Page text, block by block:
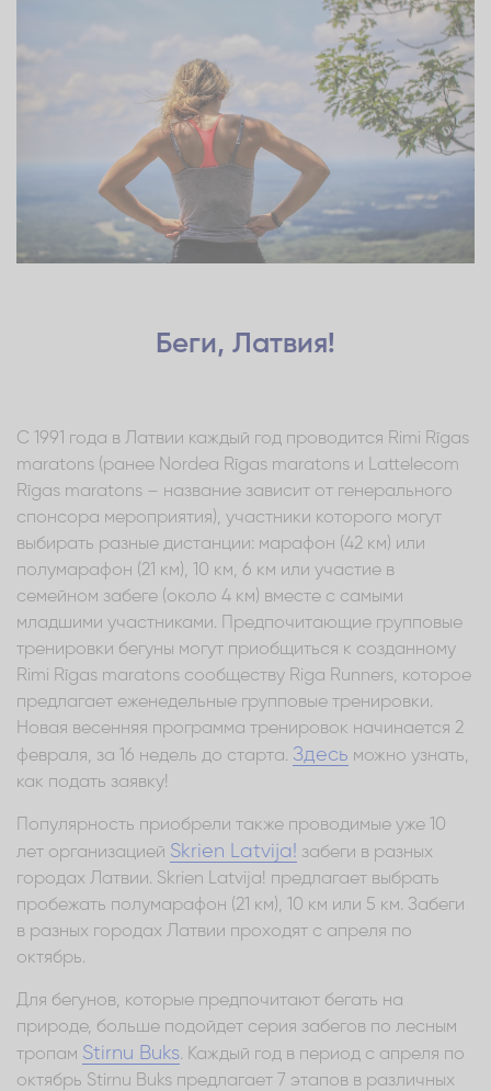
Беги, Латвия!
С 1991 года в Латвии каждый год проводится Rimi Rīgas
maratons (ранее Nordea Rīgas maratons и Lattelecom
Rīgas maratons – название зависит от генерального
спонсора мероприятия), участники которого могут
выбирать разные дистанции: марафон (42 км) или
полумарафон (21 км), 10 км, 6 км или участие в
семейном забеге (около 4 км) вместе с самыми
младшими участниками. Предпочитающие групповые
тренировки бегуны могут приобщиться к созданному
Rimi Rīgas maratons сообществу Riga Runners, которое
предлагает еженедельные групповые тренировки.
Новая весенняя программа тренировок начинается 2
февраля, за 16 недель до старта. Здесь можно узнать,
как подать заявку!
Популярность приобрели также проводимые уже 10
лет организацией Skrien Latvija! забеги в разных
городах Латвии. Skrien Latvija! предлагает выбрать
пробежать полумарафон (21 км), 10 км или 5 км. Забеги
в разных городах Латвии проходят с апреля по
октябрь.
Для бегунов, которые предпочитают бегать на
природе, больше подойдет серия забегов по лесным
тропам Stirnu Buks. Каждый год в период с апреля по
октябрь Stirnu Buks предлагает 7 этапов в различных